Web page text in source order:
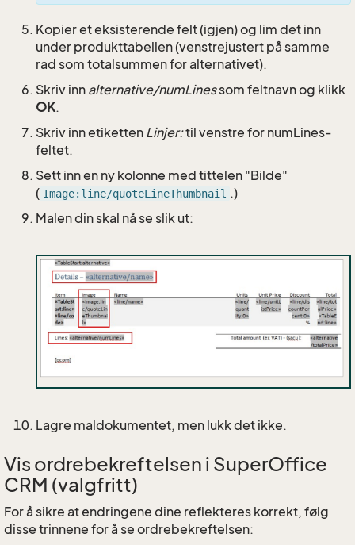
Kopier et eksisterende felt (igjen) og lim det inn
under produkttabellen (venstrejustert på samme
rad som totalsummen for alternativet).
Skriv inn alternative/numLinessom feltnavn og klikk
OK.
Skriv inn etiketten Linjer:til venstre for numLines-
feltet.
Sett inn en ny kolonne med tittelen "Bilde"
( Image:line/quoteLineThumbnail .)
Malen din skal nå se slik ut:
Lagre maldokumentet, men lukk det ikke.
Vis ordrebekreftelsen i SuperOffice
CRM (valgfritt)
For å sikre at endringene dine reflekteres korrekt, følg
disse trinnene for å se ordrebekreftelsen: